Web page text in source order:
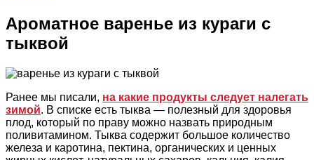
Ароматное варенье из кураги с
тыквой
Ранее мы писали, на какие продукты следует налегать
зимой. В списке есть тыква — полезный для здоровья
плод, который по праву можно назвать природным
поливитамином. Тыква содержит большое количество
железа и каротина, пектина, органических и ценных